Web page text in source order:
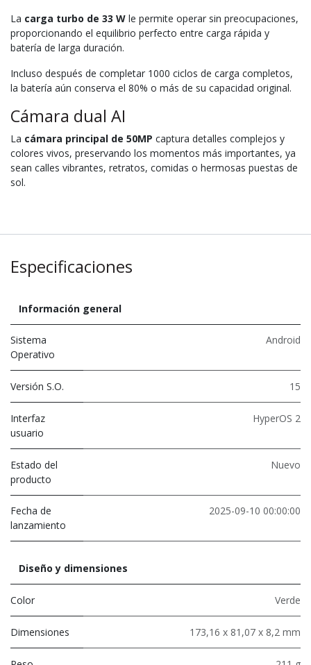
La carga turbo de 33 W le permite operar sin preocupaciones,
proporcionando el equilibrio perfecto entre carga rápida y
batería de larga duración.
Incluso después de completar 1000 ciclos de carga completos,
la batería aún conserva el 80% o más de su capacidad original.
Cámara dual AI
La cámara principal de 50MP captura detalles complejos y
colores vivos, preservando los momentos más importantes, ya
sean calles vibrantes, retratos, comidas o hermosas puestas de
sol.
Especificaciones
Información general
Sistema
Operativo
Android
Versión S.O. 15
Interfaz
usuario
HyperOS 2
Estado del
producto
Nuevo
Fecha de
lanzamiento
2025-09-10 00:00:00
Diseño y dimensiones
Color Verde
Dimensiones 173,16 x 81,07 x 8,2 mm